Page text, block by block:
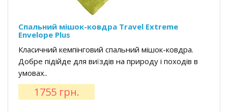
Спальний мішок-ковдра Travel Extreme
Envelope Plus
Класичний кемпінговий спальний мішок-ковдра.
Добре підійде для виїздів на природу і походів в
умовах..
1755 грн.